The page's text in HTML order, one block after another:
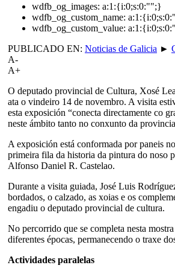
wdfb_og_images: a:1:{i:0;s:0:"";}
wdfb_og_custom_name:
wdfb_og_custom_value:
PUBLICADO EN: Noticias de Galicia ►
A-
A+
O deputado provincial de Cultura, Xosé
ata o vindeiro 14 de novembro. A visita
esta exposición “conecta directamente co
neste ámbito tanto no conxunto da
A exposición está conformada por paneis
primeira fila da historia da pintura do noso
Alfonso Daniel R. Castelao.
Durante a visita guiada, José Luis
bordados, o calzado, as xoias e os
engadiu o deputado provincial de cultura.
No percorrido que se completa nesta
diferentes épocas, permanecendo o traxe
Actividades paralelas